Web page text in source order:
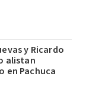
y Ricardo
alistan
en Pachuca